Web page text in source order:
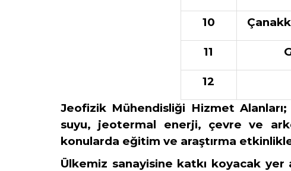
10
11
12
Jeofizik Mühendisliği Hizmet
suyu, jeotermal enerji, çevre ve
konularda eğitim ve araştırma
Ülkemiz sanayisine katkı koyacak yer